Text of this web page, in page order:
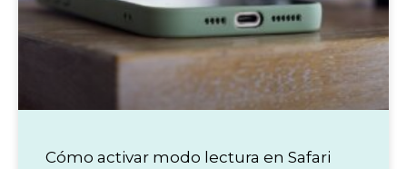
Cómo activar modo lectura en Safari